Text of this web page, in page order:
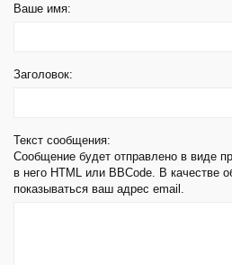
Ваше имя:
Заголовок:
Текст сообщения:
Сообщение будет отправлено в виде
в него HTML или BBCode. В качестве
показываться ваш адрес email.